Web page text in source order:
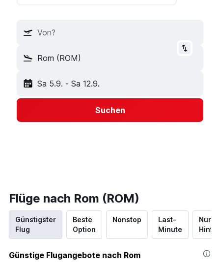
Von?
Rom (ROM)
Sa 5.9. - Sa 12.9.
Suchen
Flüge nach Rom (ROM)
Günstigster
Flug
Beste
Option
Nonstop
Last-
Minute
Nur
Günstige Flugangebote nach Rom